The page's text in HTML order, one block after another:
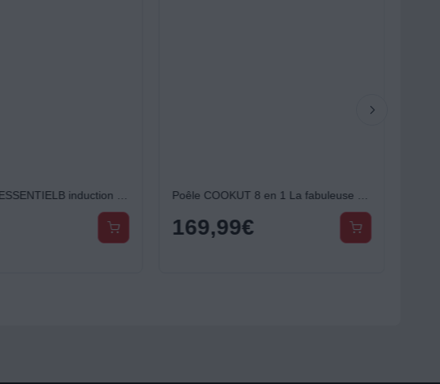
Disque relais ESSENTIELB induction - 19cm Poêle COOKUT 8 en 1 La fabuleuse 28cm - Canopee
169,99€